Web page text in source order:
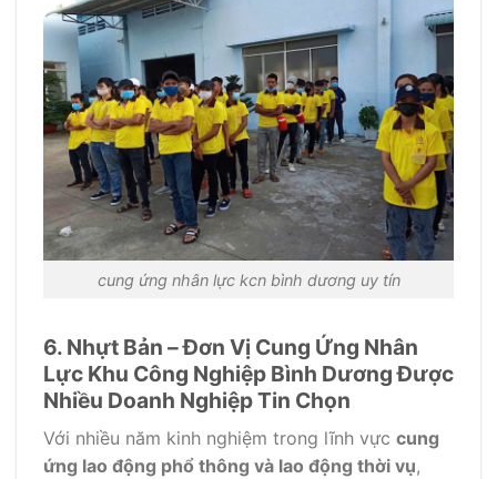
cung ứng nhân lực kcn bình dương uy tín
6. Nhựt Bản – Đơn Vị Cung Ứng Nhân
Lực Khu Công Nghiệp Bình Dương Được
Nhiều Doanh Nghiệp Tin Chọn
Với nhiều năm kinh nghiệm trong lĩnh vực cung
ứng lao động phổ thông và lao động thời vụ,